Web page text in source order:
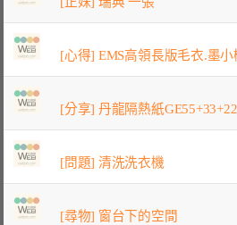
[心得] EMS高領長版毛衣.墨小
[分享] 丹龍隔熱紙GE55+33+22
[問題] 清洗洗衣機
[尋物] 窗台下的空間